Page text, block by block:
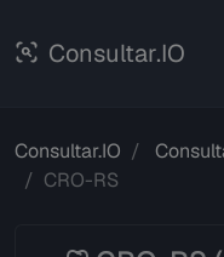
Consultar.IO
Consultar.IO
CRO-RS